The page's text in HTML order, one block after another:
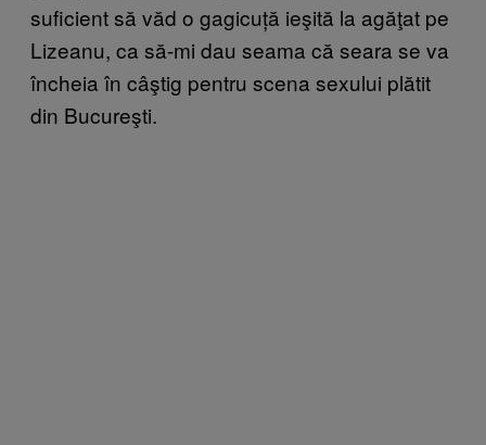
suficient să văd o gagicuță ieşită la agăţat pe
Lizeanu, ca să-mi dau seama că seara se va
încheia în câştig pentru scena sexului plătit
din Bucureşti.